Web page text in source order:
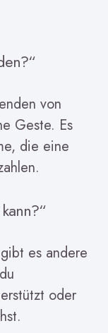
von
Geste. Es
die eine
es andere
oder